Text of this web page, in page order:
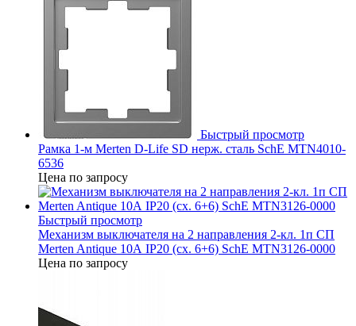
Быстрый просмотр
Рамка 1-м Merten D-Life SD нерж. сталь SchE MTN4010-
6536
Цена по запросу
Быстрый просмотр
Механизм выключателя на 2 направления 2-кл. 1п СП
Merten Antique 10А IP20 (сх. 6+6) SchE MTN3126-0000
Цена по запросу